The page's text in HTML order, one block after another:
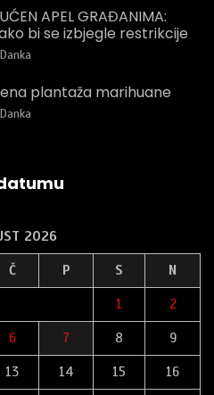
APEL GRAĐANIMA:
bi se izbjegle restrikcije
Danka
plantaža marihuane
Danka
2026
Č P S N
1 2
6 7 8 9
13 14 15 16